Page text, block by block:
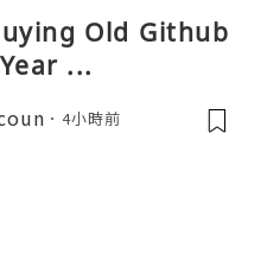
Old Github
...
4小時前